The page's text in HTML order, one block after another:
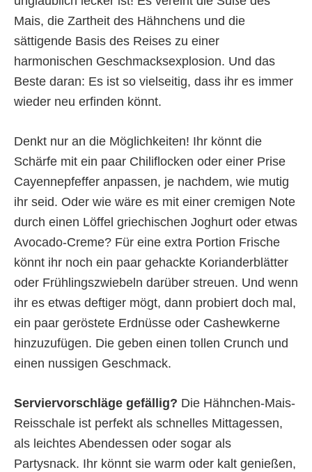
Mais, die Zartheit des Hähnchens und die
sättigende Basis des Reises zu einer
harmonischen Geschmacksexplosion. Und das
Beste daran: Es ist so vielseitig, dass ihr es immer
wieder neu erfinden könnt.
Denkt nur an die Möglichkeiten! Ihr könnt die
Schärfe mit ein paar Chiliflocken oder einer Prise
Cayennepfeffer anpassen, je nachdem, wie mutig
ihr seid. Oder wie wäre es mit einer cremigen Note
durch einen Löffel griechischen Joghurt oder etwas
Avocado-Creme? Für eine extra Portion Frische
könnt ihr noch ein paar gehackte Korianderblätter
oder Frühlingszwiebeln darüber streuen. Und wenn
ihr es etwas deftiger mögt, dann probiert doch mal,
ein paar geröstete Erdnüsse oder Cashewkerne
hinzuzufügen. Die geben einen tollen Crunch und
einen nussigen Geschmack.
Serviervorschläge gefällig? Die Hähnchen-Mais-
Reisschale ist perfekt als schnelles Mittagessen,
als leichtes Abendessen oder sogar als
Partysnack. Ihr könnt sie warm oder kalt genießen,